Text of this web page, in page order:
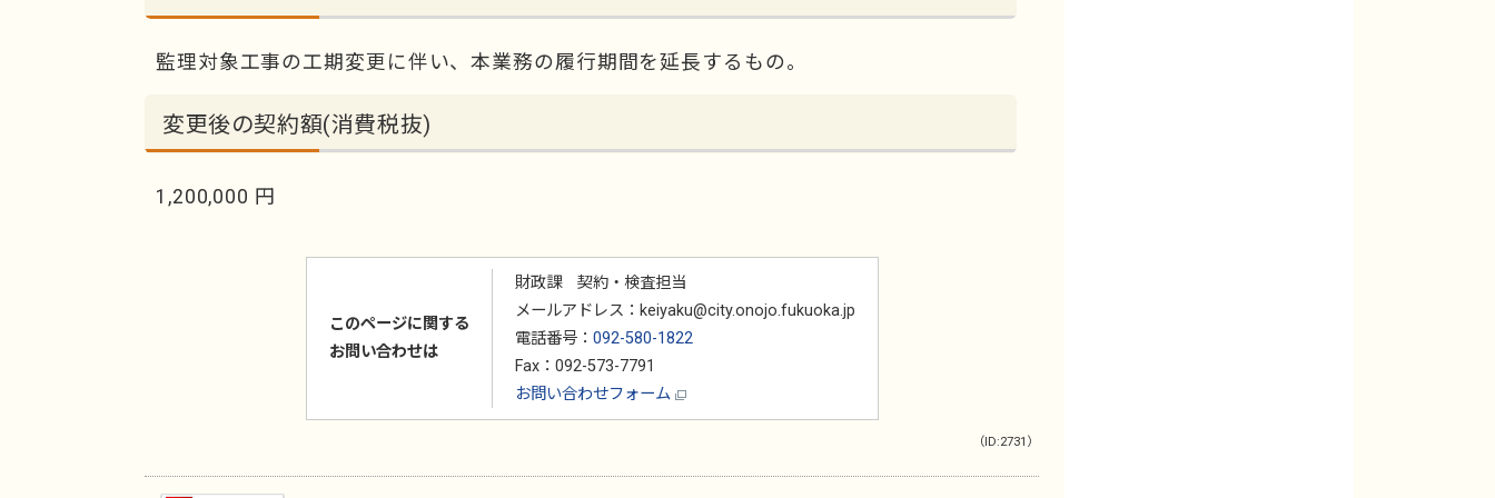
監理対象工事の工期変更に伴い、本業務の履行期間を延長するもの。
変更後の契約額(消費税抜)
1,200,000 円
このページに関する
お問い合わせは
財政課 契約・検査担当
メールアドレス：keiyaku@city.onojo.fukuoka.jp
電話番号： 092-580-1822
Fax：092-573-7791
お問い合わせフォーム
（ID:2731）